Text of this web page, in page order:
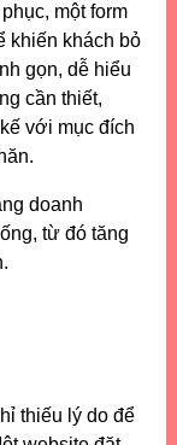
một form
khiến khách bỏ
gọn, dễ hiểu
cần thiết,
với mục đích
doanh
từ đó tăng
thiếu lý do để